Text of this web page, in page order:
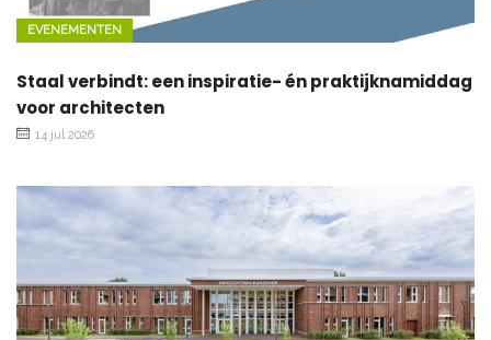
EVENEMENTEN
Staal verbindt: een inspiratie- én praktijknamiddag
voor architecten
14 jul 2026